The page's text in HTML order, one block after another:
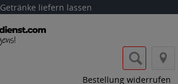
Getränke liefern lassen
Bestellung widerrufen